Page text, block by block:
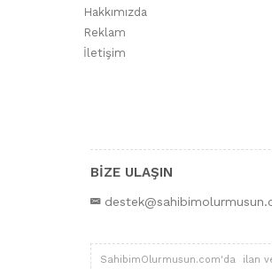
Hakkımızda
Reklam
İletişim
BİZE ULAŞIN
SahibimOlurmusun.com'da ilan